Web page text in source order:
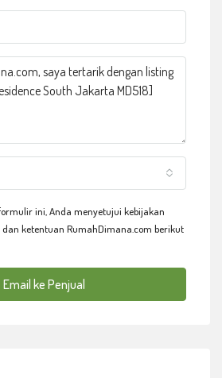
ini, Anda menyetujui kebijakan
ketentuan RumahDimana.com berikut
Email ke Penjual